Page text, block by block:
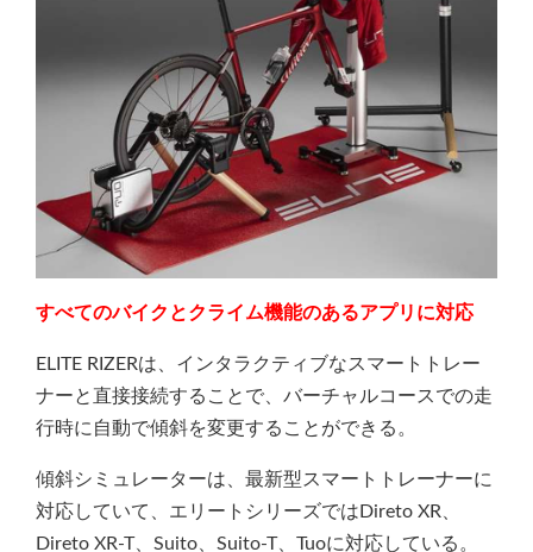
すべてのバイクとクライム機能のあるアプリに対応
ELITE RIZERは、インタラクティブなスマートトレー
ナーと直接接続することで、バーチャルコースでの走
行時に自動で傾斜を変更することができる。
傾斜シミュレーターは、最新型スマートトレーナーに
対応していて、エリートシリーズではDireto XR、
Direto XR-T、Suito、Suito-T、Tuoに対応している。